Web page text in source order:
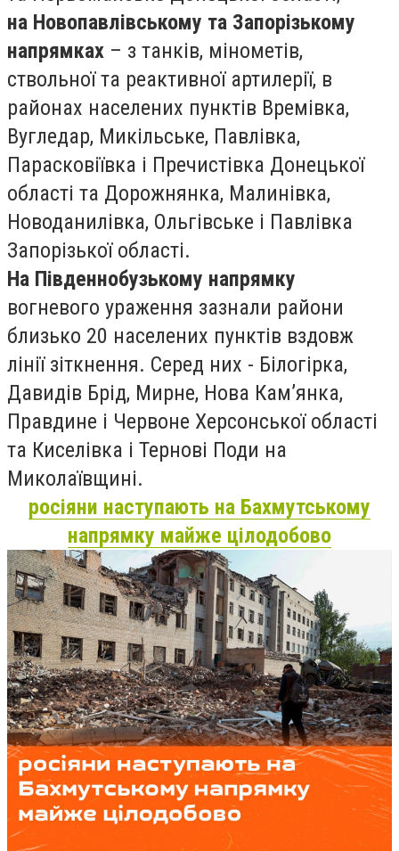
на Новопавлівському та Запорізькому
напрямках – з танків, мінометів,
ствольної та реактивної артилерії, в
районах населених пунктів Времівка,
Вугледар, Микільське, Павлівка,
Парасковіївка і Пречистівка Донецької
області та Дорожнянка, Малинівка,
Новоданилівка, Ольгівське і Павлівка
Запорізької області.
На Південнобузькому напрямку
вогневого ураження зазнали райони
близько 20 населених пунктів вздовж
лінії зіткнення. Серед них - Білогірка,
Давидів Брід, Мирне, Нова Кам’янка,
Правдине і Червоне Херсонської області
та Киселівка і Тернові Поди на
Миколаївщині.
росіяни наступають на Бахмутському
напрямку майже цілодобово